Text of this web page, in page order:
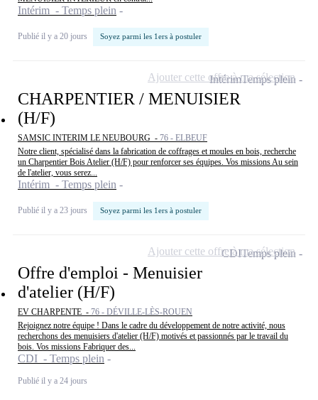
Intérim - Temps plein
Publié il y a 20 jours Soyez parmi les 1ers à postuler
CHARPENTIER / MENUISIER
(H/F)
SAMSIC INTERIM LE NEUBOURG - 76 - ELBEUF
Notre client, spécialisé dans la fabrication de coffrages et moules en bois, recherche
un Charpentier Bois Atelier (H/F) pour renforcer ses équipes. Vos missions Au sein
de l'atelier, vous serez...
Intérim - Temps plein
Publié il y a 23 jours Soyez parmi les 1ers à postuler
IntérimTemps plein
Ajouter cette offre à ma sélection
Offre d'emploi - Menuisier
d'atelier (H/F)
EV CHARPENTE - 76 - DÉVILLE-LÈS-ROUEN
Rejoignez notre équipe ! Dans le cadre du développement de notre activité, nous
recherchons des menuisiers d'atelier (H/F) motivés et passionnés par le travail du
bois. Vos missions Fabriquer des...
CDI - Temps plein
Publié il y a 24 jours
CDITemps plein
Ajouter cette offre à ma sélection